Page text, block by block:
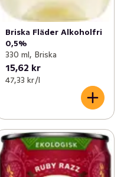
Briska Fläder Alkoholfri
0,5%
330 ml, Briska
15,62 kr
47,33 kr /l